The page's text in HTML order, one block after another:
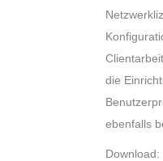
die
ebenfalls
Download: